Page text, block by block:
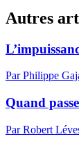
Autres
Par Philippe
Quand
Par Robert